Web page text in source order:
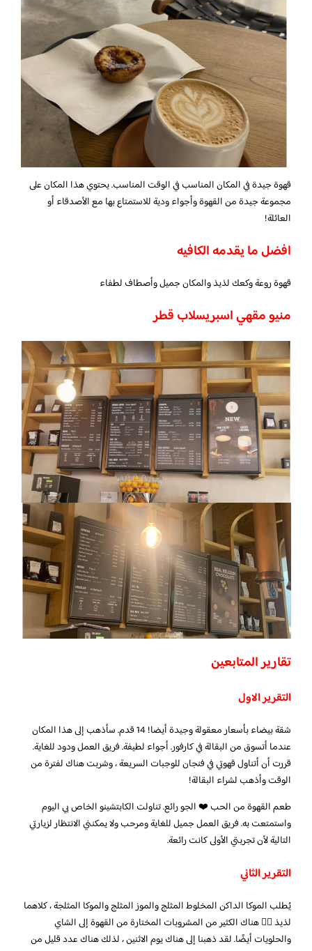
قهوة جيدة في المكان المناسب في الوقت المناسب. يحتوي هذا المكان على
مجموعة جيدة من القهوة وأجواء ودية للاستمتاع بها مع الأصدقاء أو
العائلة!
افضل ما يقدمه الكافيه
قهوة روعة وكعك لذيذ والمكان جميل وأصطاف لطفاء
منيو مقهي اسبريسلاب قطر
تقارير المتابعين
التقرير الاول
شقة بيضاء بأسعار معقولة وجيدة أيضا! 14 قدم. سأذهب إلى هذا المكان
عندما أتسوق من البقالة في كارفور. أجواء لطيفة. فريق العمل ودود للغاية.
قررت أن أتناول قهوتي في فنجان للوجبات السريعة ، وشربت هناك لفترة من
الوقت وأذهب لشراء البقالة!
طعم القهوة من الحب ❤️ الجو رائع. تناولت الكابتشينو الخاص بي اليوم
واستمتعت به. فريق العمل جميل للغاية ومرحب ولا يمكنني الانتظار لزيارتي
التالية لأن تجربتي الأولى كانت رائعة.
التقرير الثاني
يُطلب الموكا الداكن المخلوط المثلج والموز المثلج والموكا المثلجة ، كلاهما
لذيذ 👌🏻 هناك الكثير من المشروبات المختارة من القهوة إلى الشاي
والحلويات أيضًا. لقد ذهبنا إلى هناك يوم الاثنين ، لذلك هناك عدد قليل من